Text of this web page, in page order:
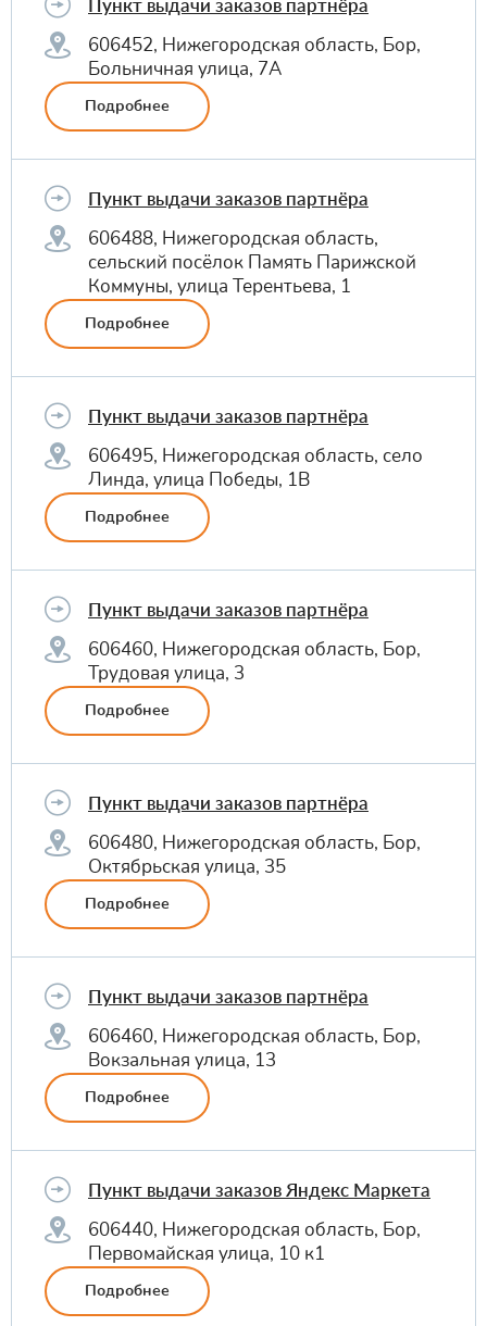
Пункт выдачи заказов партнёра
606452, Нижегородская область, Бор,
Больничная улица, 7А
Подробнее
Пункт выдачи заказов партнёра
606488, Нижегородская область,
сельский посёлок Память Парижской
Коммуны, улица Терентьева, 1
Подробнее
Пункт выдачи заказов партнёра
606495, Нижегородская область, село
Линда, улица Победы, 1В
Подробнее
Пункт выдачи заказов партнёра
606460, Нижегородская область, Бор,
Трудовая улица, 3
Подробнее
Пункт выдачи заказов партнёра
606480, Нижегородская область, Бор,
Октябрьская улица, 35
Подробнее
Пункт выдачи заказов партнёра
606460, Нижегородская область, Бор,
Вокзальная улица, 13
Подробнее
Пункт выдачи заказов Яндекс Маркета
606440, Нижегородская область, Бор,
Первомайская улица, 10 к1
Подробнее